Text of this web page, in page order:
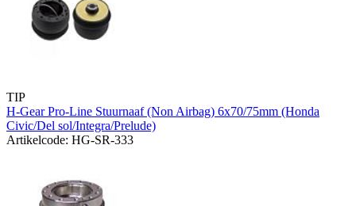
TIP
H-Gear Pro-Line Stuurnaaf (Non Airbag) 6x70/75mm (Honda
Civic/Del sol/Integra/Prelude)
Artikelcode: HG-SR-333